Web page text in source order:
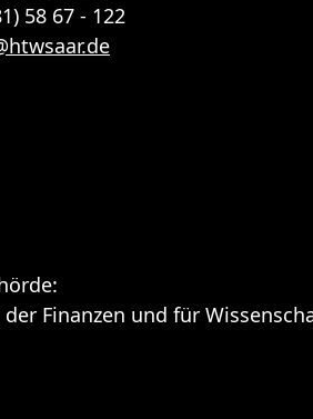
58 67 - 122
htwsaar.de
Finanzen und für